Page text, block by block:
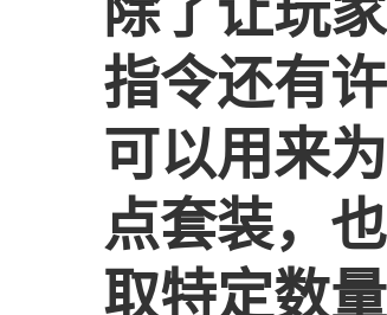
指令还有
可以用来
点套装，
取特定数